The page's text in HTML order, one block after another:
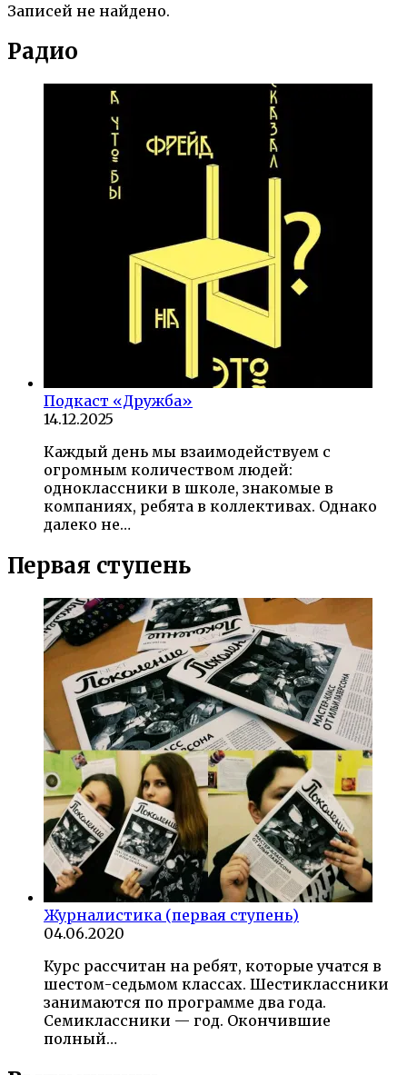
Записей не найдено.
Радио
Подкаст «Дружба»
14.12.2025
Каждый день мы взаимодействуем с
огромным количеством людей:
одноклассники в школе, знакомые в
компаниях, ребята в коллективах. Однако
далеко не…
Первая ступень
Журналистика (первая ступень)
04.06.2020
Курс рассчитан на ребят, которые учатся в
шестом-седьмом классах. Шестиклассники
занимаются по программе два года.
Семиклассники — год. Окончившие
полный…